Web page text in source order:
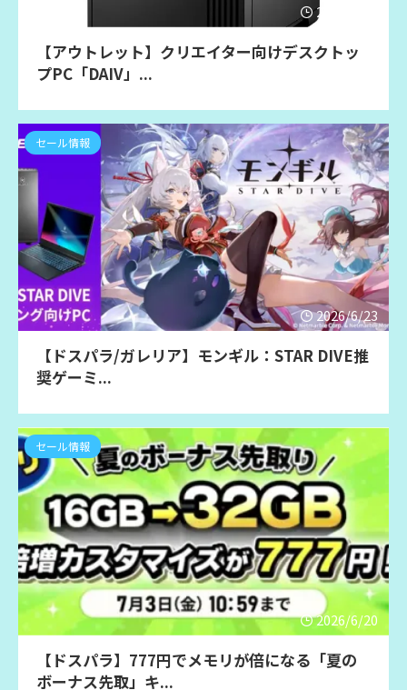
2026/6/23
【アウトレット】クリエイター向けデスクトッ
プPC「DAIV」...
2026/6/23
セール情報
【ドスパラ/ガレリア】モンギル：STAR DIVE推
奨ゲーミ...
2026/6/20
セール情報
【ドスパラ】777円でメモリが倍になる「夏の
ボーナス先取」キ...